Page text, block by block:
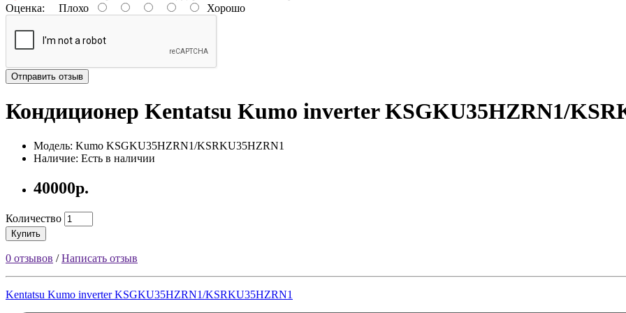
Потребление при обогреве, кВт
Охлаждающая способность, тыс. BTU
12
Диапазон t на охлаждение, С
Диапазон t на обогрев, С
Расход воздуха, м3/ч
550
Хладагент
R32
Оценка: Плохо Хорошо
Отправить отзыв
Кондиционер Kentatsu Kumo inverter KSGKU35HZRN1/
Модель: Kumo KSGKU35HZRN1/KSRKU35HZRN1
Наличие: Есть в наличии
40000р.
Количество
Купить
0 отзывов /Написать отзыв
Kentatsu Kumo inverter KSGKU35HZRN1/KSRKU35HZRN1